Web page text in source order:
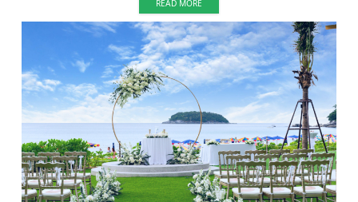
READ MORE